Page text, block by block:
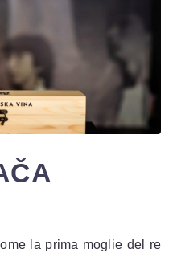
la prima moglie del re